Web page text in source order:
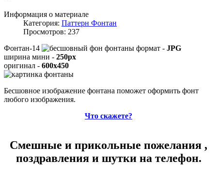
Информация о материале
Категория: Паттерн Фонтан
Просмотров: 237
Фонтан-14
формат - JPG
ширина мини - 250px
оригинал - 600x450
Бесшовное изображение фонтана поможет оформить фонт
любого изображения.
Что скажете?
Смешные и прикольные пожелания ,
поздравления и шутки на телефон.